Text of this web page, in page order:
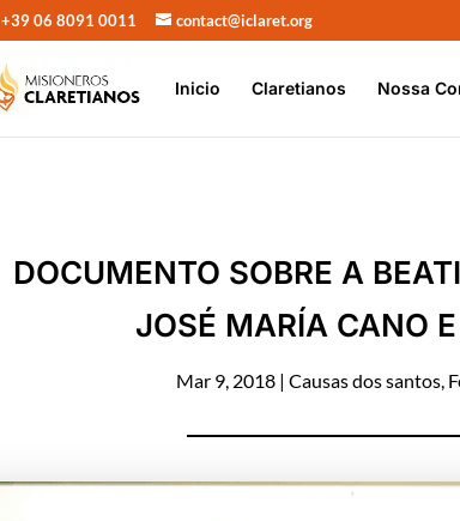
+39 06 8091 0011 contact@iclaret.org
Inicio Claretianos Nossa
DOCUMENTO SOBRE A
JOSÉ MARÍA CANO
Mar 9, 2018| Causas dos santos,